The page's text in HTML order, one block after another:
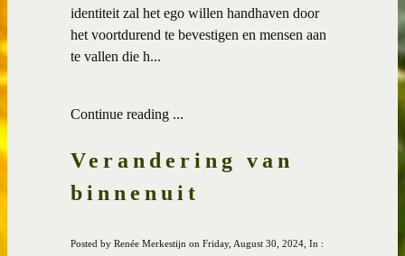
identiteit zal het ego willen handhaven door
het voortdurend te bevestigen en mensen aan
te vallen die h...
Continue reading ...
Verandering van
binnenuit
Posted by Renée Merkestijn on Friday, August 30, 2024, In :